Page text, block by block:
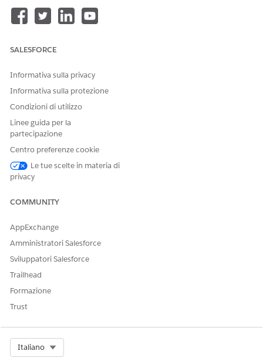
Per abilitare le risposte di
salvataggio ottimizzate per il
Concedere agli utenti standard, guest e del portale
l'autorizzazione ad accedere all'oggetto
OmniProcessAsmtQuestionVer per salvare le risposte alla
Rivedere leconsiderazioni sul framework
le risposte di salvataggio ottimizzate.
Mantenendo il contesto della versione, è possibile tenere
traccia e analizzare meglio le interazioni con i clienti,
consentendo di prendere decisioni più informate e migliorare
Framework Discovery
generali
SALESFORCE
Informativa sulla privacy
Informativa sulla protezione
Condizioni di utilizzo
Linee guida per la
partecipazione
Centro preferenze cookie
Le tue scelte in materia di
privacy
COMMUNITY
AppExchange
Amministratori Salesforce
Sviluppatori Salesforce
Trailhead
Formazione
Trust
Italiano